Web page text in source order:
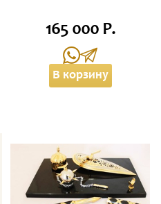
165 000 Р.
В корзину